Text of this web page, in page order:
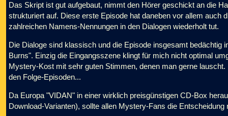
Das Skript ist gut aufgebaut, nimmt den Hörer geschickt an die
strukturiert auf. Diese erste Episode hat daneben vor allem auch
zahlreichen Namens-Nennungen in den Dialogen wiederholt tut.
Die Dialoge sind klassisch und die Episode insgesamt bedächtig
Burns". Einzig die Eingangsszene klingt für mich nicht optimal
Mystery-Kost mit sehr guten Stimmen, denen man gerne
den Folge-Episoden...
Da Europa "VIDAN" in einer wirklich preisgünstigen CD-Box
Download-Varianten), sollte allen Mystery-Fans die